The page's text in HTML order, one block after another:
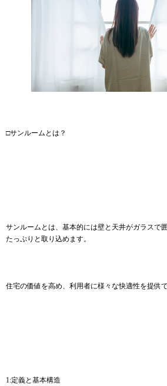
□サンルームとは？
サンルームとは、基本的には壁と天井がガラスで
たっぷりと取り込めます。
住宅の価値を高め、利用者に様々な快適性を提供
1:定義と基本構造